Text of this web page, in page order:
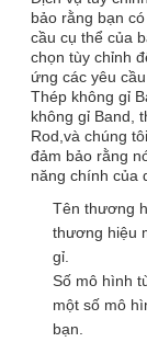
bảo rằng bạn
cầu cụ thể của
chọn tùy chỉnh
ứng các yêu
Thép không gỉ
không gỉ Band,
Rod,và chúng
đảm bảo rằng
năng chính của
Tên thương
thương hiệu
gỉ.
Số mô hình
một số mô
bạn.